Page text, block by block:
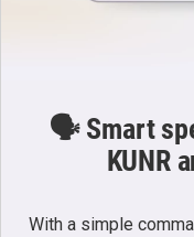
🗣️ Smart
KUNR
With a simple